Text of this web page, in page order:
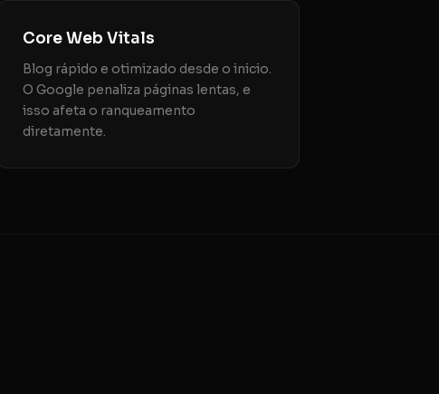
Core Web Vitals
Blog rápido e otimizado desde o inicio.
O Google penaliza páginas lentas, e
isso afeta o ranqueamento
diretamente.